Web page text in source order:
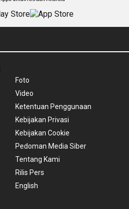
Foto
Video
Ketentuan Penggunaan
Kebijakan Privasi
Kebijakan Cookie
Pedoman Media Siber
Tentang Kami
Rilis Pers
English